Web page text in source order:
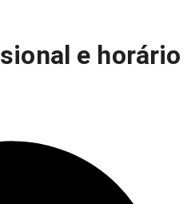
e horário